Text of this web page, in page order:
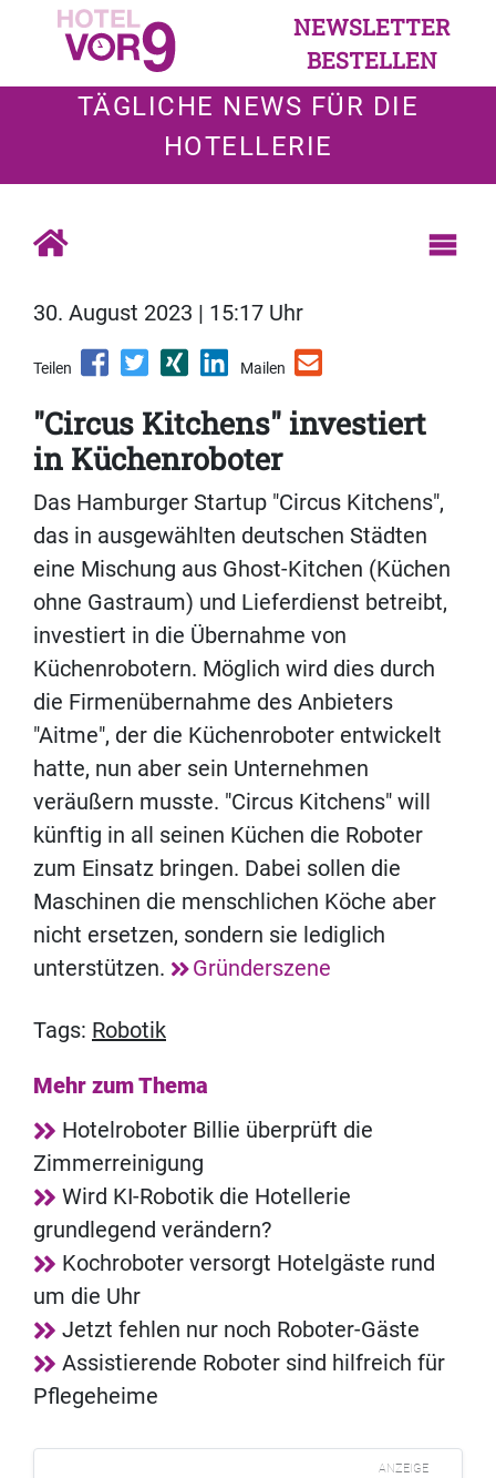
NEWSLETTER
BESTELLEN
TÄGLICHE NEWS FÜR DIE
HOTELLERIE
30. August 2023 | 15:17 Uhr
Teilen Mailen
"Circus Kitchens" investiert
in Küchenroboter
Das Hamburger Startup "Circus Kitchens",
das in ausgewählten deutschen Städten
eine Mischung aus Ghost-Kitchen (Küchen
ohne Gastraum) und Lieferdienst betreibt,
investiert in die Übernahme von
Küchenrobotern. Möglich wird dies durch
die Firmenübernahme des Anbieters
"Aitme", der die Küchenroboter entwickelt
hatte, nun aber sein Unternehmen
veräußern musste. "Circus Kitchens" will
künftig in all seinen Küchen die Roboter
zum Einsatz bringen. Dabei sollen die
Maschinen die menschlichen Köche aber
nicht ersetzen, sondern sie lediglich
unterstützen.
Gründerszene
Tags: Robotik
Mehr zum Thema
Hotelroboter Billie überprüft die
Zimmerreinigung
Wird KI-Robotik die Hotellerie
grundlegend verändern?
Kochroboter versorgt Hotelgäste rund
um die Uhr
Jetzt fehlen nur noch Roboter-Gäste
Assistierende Roboter sind hilfreich für
Pflegeheime
ANZEIGE